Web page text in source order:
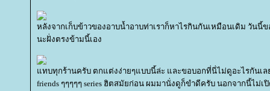
หลังจากเก็บข้าวของอาบน้ำอาบท่าเราก็หาไรกินกันเหมือนเดิม วันนี้
นะฝั่งตรงข้ามนี้เอง
ทบทุกร้านครับ ตกแต่งง่ายๆแบบนี้ล่ะ และขอบอกที่นี่ไม่ดูอะไรกันเล
friends ๆๆๆๆๆ series ฮิตสมัยก่อน ผมมานั่งดูก็ขำดีครับ นอกจากนี้ไม่เ